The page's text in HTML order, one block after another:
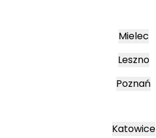
Mielec
Leszno
Poznań
Katowice